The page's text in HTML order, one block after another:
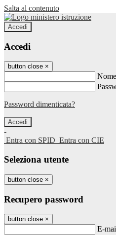
Salta al contenuto
Accedi
Accedi
button close ×
Password dimenticata?
-
Entra con SPID Entra con CIE
Seleziona utente
button close ×
Recupero password
button close ×
E-